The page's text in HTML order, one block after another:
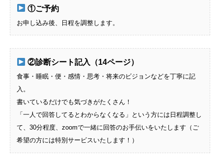
①ご予約
お申し込み後、日程を調整します。
②診断シート記入（14ページ）
食事・睡眠・便・感情・思考・将来のビジョンなどを丁寧に記
入。
書いているだけでも気づきがたくさん！
「一人で回答してるとわからなくなる」という方には日程調整し
て、30分程度、zoomで一緒に回答のお手伝いをいたします（ご
希望の方には特別サービスいたします！）